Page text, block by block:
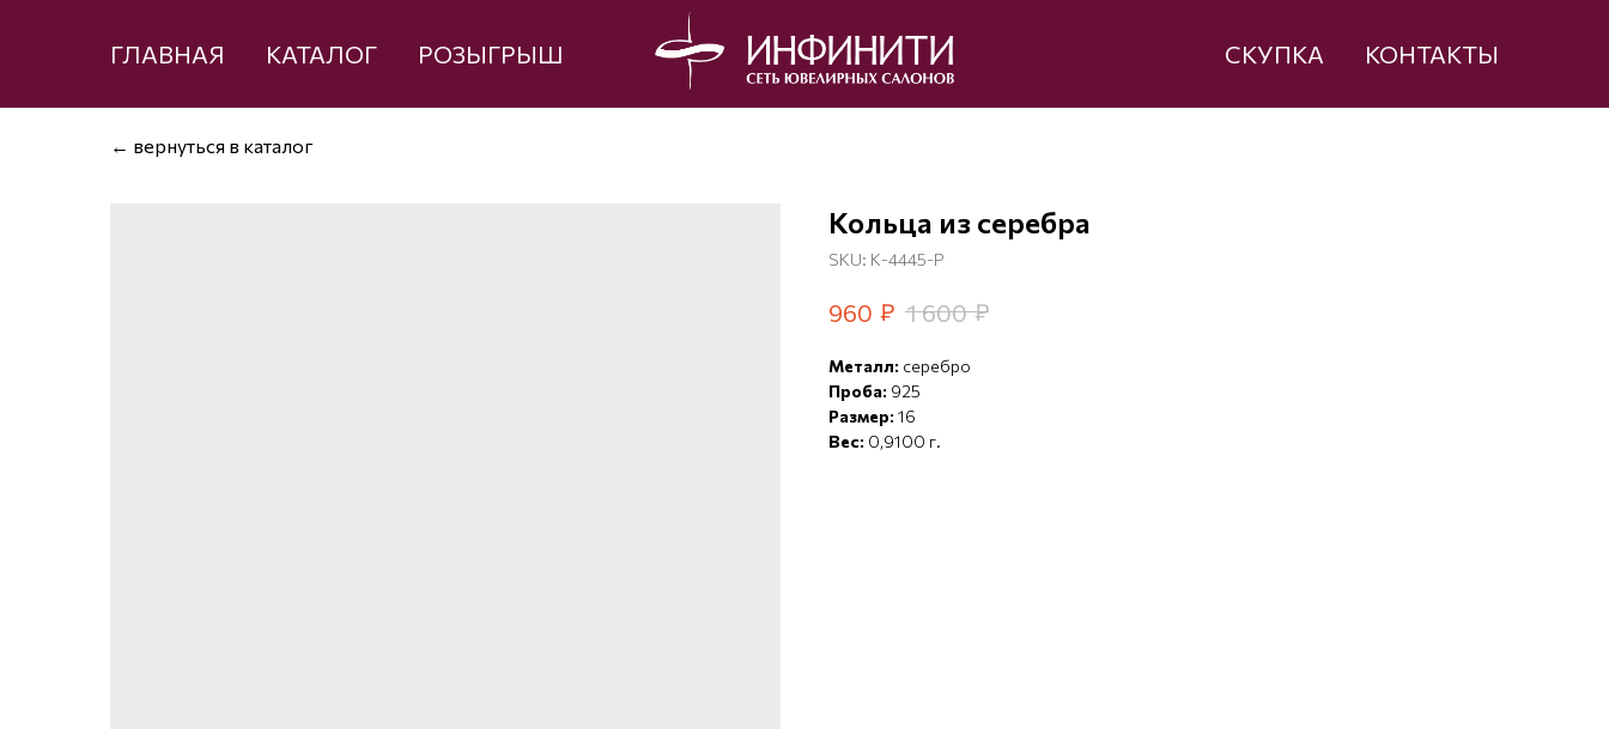
ГЛАВНАЯ КАТАЛОГ РОЗЫГРЫШ СКУПКА КОНТАКТЫ
← вернуться в каталог
Кольца из серебра
SKU: К-4445-Р
960 ₽ 1 600 ₽
Металл: серебро
Проба: 925
Размер: 16
Вес: 0,9100 г.